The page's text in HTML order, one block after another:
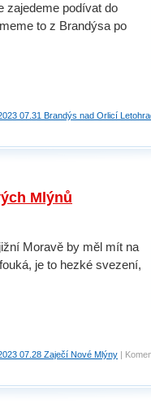
zajedeme podívat do
to z Brandýsa po
07.31 Brandýs nad Orlicí
Mlýnů
Moravě by měl mít na
je to hezké svezení,
07.28 Zaječí Nové Mlýny |